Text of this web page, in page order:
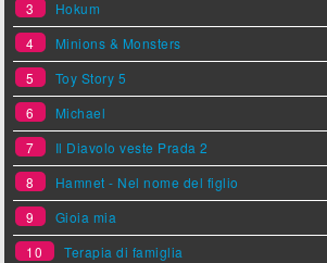
3
Hokum
4
Minions & Monsters
5
Toy Story 5
6
Michael
7
Il Diavolo veste Prada 2
8
Hamnet - Nel nome del figlio
9
Gioia mia
10
Terapia di famiglia